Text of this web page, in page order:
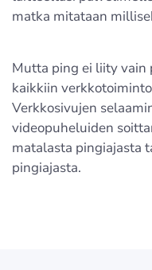
matka mitataan
Mutta ping ei liity vain
kaikkiin
Verkkosivujen
videopuheluiden
matalasta pingiajasta
pingiajasta.